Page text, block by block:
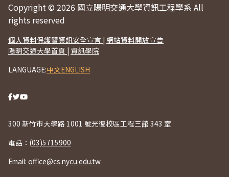
Copyright © 2026 國立陽明交通大學資訊工程學系 All
rights reserved
個人資料保護暨資訊安全宣言 | 網站資料開放宣告
陽明交通大學首頁 | 資訊學院
LANGUAGE:中文ENGLISH
300 新竹市大學路 1001 號光復校區工程三館 343 室
電話： (03)5715900
Email: office@cs.nycu.edu.tw